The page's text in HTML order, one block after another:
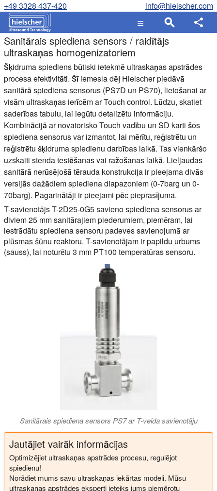
+49 3328 437-420 info@hielscher.com
Sanitārais spiediena sensors / raidītājs
ultraskaņas homogenizatoriem
Šķidruma spiediens būtiski ietekmē ultraskaņas apstrādes
procesa efektivitāti. Šī iemesla dēļ Hielscher piedāvā
sanitārā spiediena sensorus (PS7D un PS70), lietošanai ar
visām ultraskaņas ierīcēm ar Touch control. Lūdzu, skatiet
saderības tabulu, lai iegūtu detalizētu informāciju.
Kombinācijā ar novatorisko Touch vadību un SD karti šos
spiediena sensorus var izmantot, lai mērītu, reģistrētu un
reģistrētu šķidruma spiedienu darbības laikā. Tas vienkāršo
uzskaiti stenda testēšanas vai ražošanas laikā. Lieljaudas
sanitārā nerūsējošā tērauda konstrukcija ir pieejama divās
versijās dažādiem spiediena diapazoniem (0-7barg un 0-
70barg). Pagarinātāji ir pieejami pēc pieprasījuma.
T-savienotājs T-2D25-0G5 savieno spiediena sensorus ar
diviem 25 mm sanitārajiem piederumiem, piemēram, lai
iestrādātu spiediena sensoru padeves savienojumā ar
plūsmas šūnu reaktoru. T-savienotājam ir papildu urbums
(sauss), lai noturētu 3 mm PT100 temperatūras sensoru.
Sanitārais spiediena sensors PS7 ar T-veida savienotāju
Jautājiet vairāk informācijas
Optimizējiet ultraskaņas apstrādes procesu, regulējot
spiedienu!
Norādiet mums savu ultraskaņas iekārtas modeli. Mūsu
ultraskaņas apstrādes eksperti ieteiks jums piemērotu